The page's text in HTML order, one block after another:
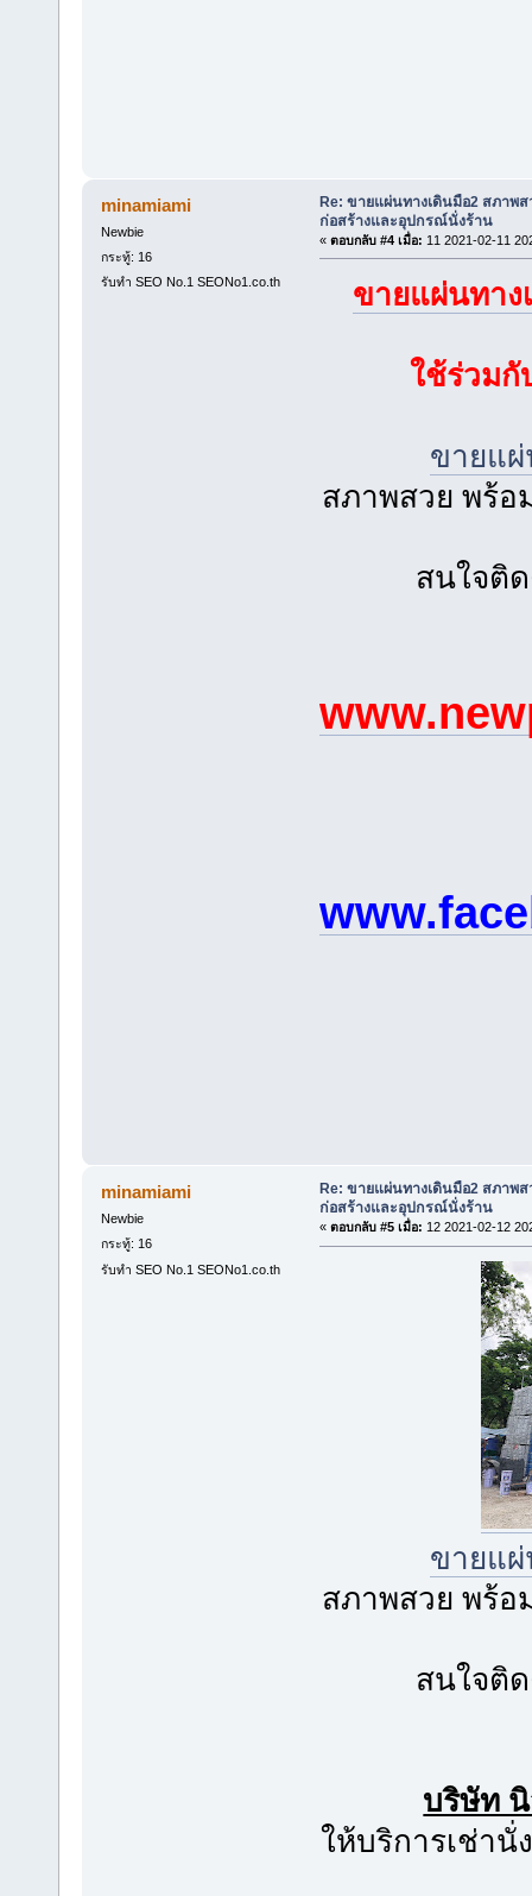
minamiami
Newbie
กระทู้: 16
รับทำ SEO No.1 SEONo1.co.th
Re: ขายแผ่นทางเดินมือ2 สภาพ
ก่อสร้างและอุปกรณ์นั่งร้าน
« ตอบกลับ #4 เมื่อ: 11 2021-02-11
ขายแผ่นทาง
ใช้ร่วมกั
ขายแผ่
สภาพสวย พร้อ
สนใจติ
minamiami
Newbie
กระทู้: 16
รับทำ SEO No.1 SEONo1.co.th
Re: ขายแผ่นทางเดินมือ2 สภาพ
ก่อสร้างและอุปกรณ์นั่งร้าน
« ตอบกลับ #5 เมื่อ: 12 2021-02-12
ขายแผ่
สภาพสวย พร้อ
สนใจติ
บริษัท
ให้บริการเช่า